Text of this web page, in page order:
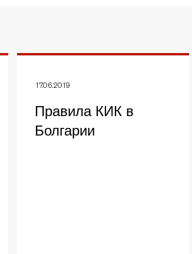
17.06.2019
Правила КИК в
Болгарии